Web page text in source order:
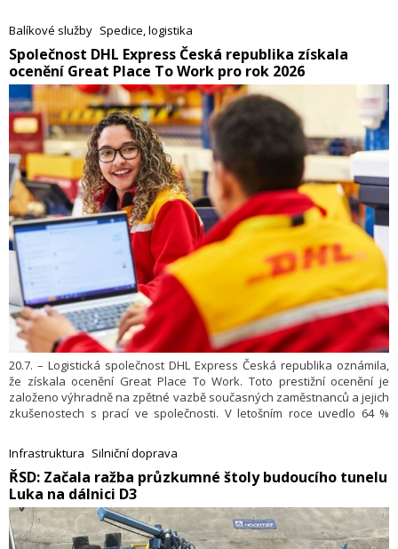
803 (+46 %) i přípojných vozidel 11 228 (+20,7 %). Z celkového počtu
vyrobených vozidel mělo 40 % elektrifikovaný pohon – 130 356 čistě
bateriový, 26 625 plug-in hybridní a 161 752 hybridní. Informovalo o tom
Sdružení automobilového průmyslu.
Balíkové služby Spedice, logistika
​Společnost DHL Express Česká republika získala
ocenění Great Place To Work pro rok 2026
20.7. – Logistická společnost DHL Express Česká republika oznámila,
že získala ocenění Great Place To Work. Toto prestižní ocenění je
založeno výhradně na zpětné vazbě současných zaměstnanců a jejich
zkušenostech s prací ve společnosti. V letošním roce uvedlo 64 %
Infrastruktura Silniční doprava
​ŘSD: Začala ražba průzkumné štoly budoucího tunelu
Luka na dálnici D3